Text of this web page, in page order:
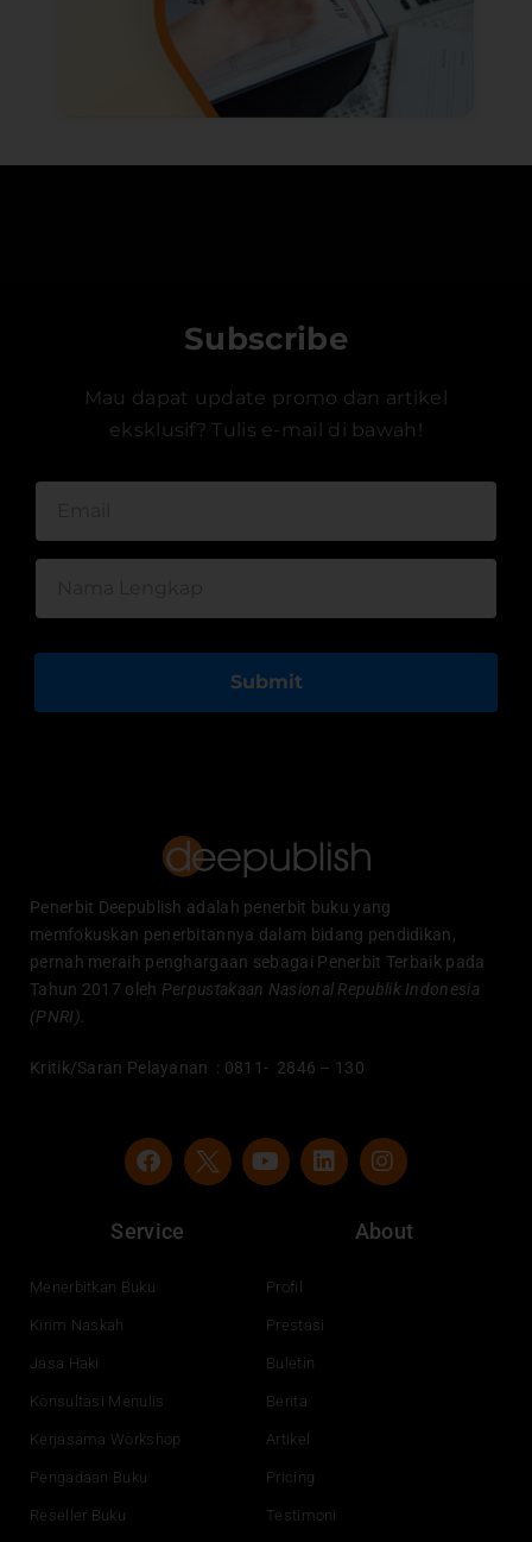
Subscribe
Mau dapat update promo dan artikel
eksklusif? Tulis e-mail di bawah!
Submit
Penerbit Deepublish adalah penerbit buku yang
memfokuskan penerbitannya dalam bidang pendidikan,
pernah meraih penghargaan sebagai Penerbit Terbaik pada
Tahun 2017 oleh Perpustakaan Nasional Republik Indonesia
(PNRI).
Kritik/Saran Pelayanan : 0811- 2846 – 130
F
a
e
b
o
Y
o
e
L
i
n
I
n
a
Service
Menerbitkan Buku
Kirim Naskah
Jasa Haki
Konsultasi Menulis
Kerjasama Workshop
Pengadaan Buku
Reseller Buku
About
Profil
Prestasi
Buletin
Berita
Artikel
Pricing
Testimoni